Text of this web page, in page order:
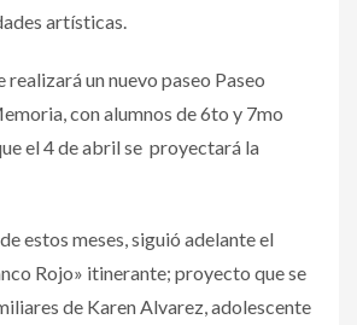
artísticas.
realizará un nuevo paseo Paseo
con alumnos de 6to y 7mo
el 4 de abril se proyectará la
estos meses, siguió adelante el
Rojo» itinerante; proyecto que se
de Karen Alvarez, adolescente